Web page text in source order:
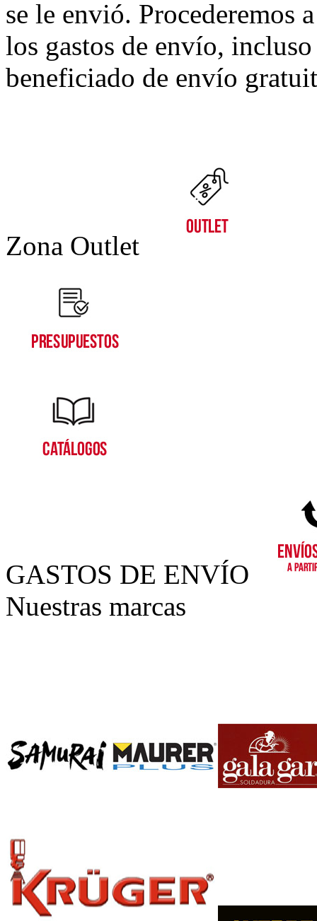
se le envió. Procederemos
los gastos de envío,
beneficiado de envío
Zona Outlet
GASTOS DE ENVÍO
Nuestras marcas